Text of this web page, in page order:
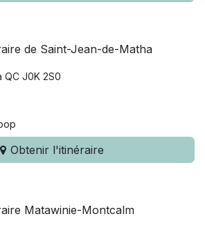
de Saint-Jean-de-Matha
QC J0K 2S0
Obtenir l'itinéraire
Matawinie-Montcalm